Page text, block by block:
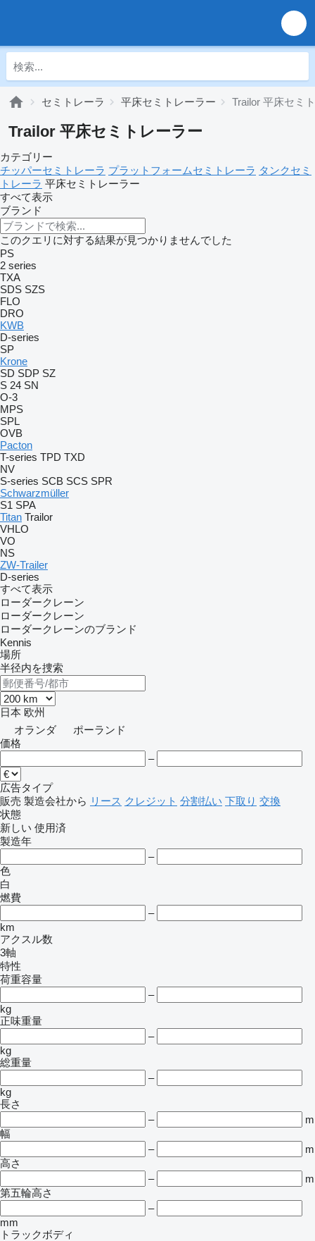
セミトレーラ 平床セミトレーラー Trailor 平床セミ
Trailor 平床セミトレーラー
カテゴリー
チッパーセミトレーラ プラットフォームセミトレーラ タンクセミ
トレーラ 平床セミトレーラー
すべて表示
ブランド
このクエリに対する結果が見つかりませんでした
PS
2 series
TXA
SDS SZS
FLO
DRO
KWB
D-series
SP
Krone
SD SDP SZ
S 24 SN
O-3
MPS
SPL
OVB
Pacton
T-series TPD TXD
NV
S-series SCB SCS SPR
Schwarzmüller
S1 SPA
Titan Trailor
VHLO
VO
NS
ZW-Trailer
D-series
すべて表示
ローダークレーン
ローダークレーン
ローダークレーンのブランド
Kennis
場所
半径内を捜索
日本 欧州
オランダ
ポーランド
価格
–
広告タイプ
販売 製造会社から リース クレジット 分割払い 下取り 交換
状態
新しい 使用済
製造年
–
色
白
燃費
–
km
アクスル数
3軸
特性
荷重容量
–
kg
正味重量
–
kg
総重量
–
kg
長さ
–
m
幅
–
m
高さ
–
m
第五輪高さ
–
mm
トラックボディ